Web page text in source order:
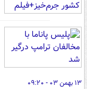
۱۳ بهمن ۰۳ - ۰۹:۲۰